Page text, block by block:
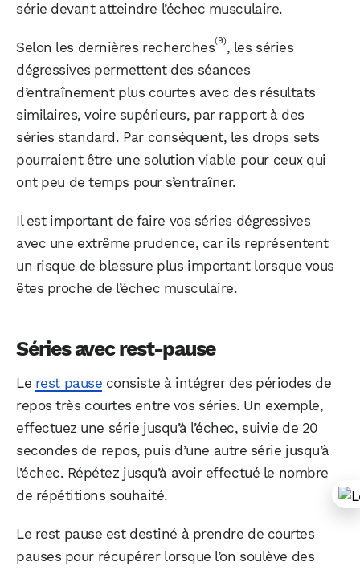
série devant atteindre l’échec musculaire.
Selon les dernières recherches(9), les séries
dégressives permettent des séances
d’entraînement plus courtes avec des résultats
similaires, voire supérieurs, par rapport à des
séries standard. Par conséquent, les drops sets
pourraient être une solution viable pour ceux qui
ont peu de temps pour s’entraîner.
Il est important de faire vos séries dégressives
avec une extrême prudence, car ils représentent
un risque de blessure plus important lorsque vous
êtes proche de l’échec musculaire.
Séries avec rest-pause
Le rest pause consiste à intégrer des périodes de
repos très courtes entre vos séries. Un exemple,
effectuez une série jusqu’à l’échec, suivie de 20
secondes de repos, puis d’une autre série jusqu’à
l’échec. Répétez jusqu’à avoir effectué le nombre
de répétitions souhaité.
Le rest pause est destiné à prendre de courtes
pauses pour récupérer lorsque l’on soulève des